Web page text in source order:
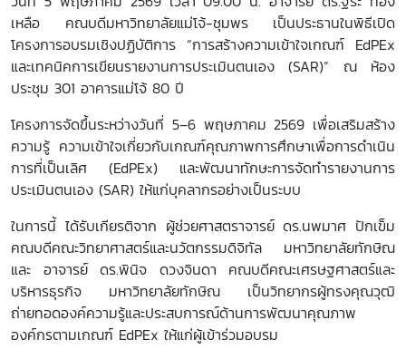
เหลือ คณบดีมหาวิทยาลัยแม่โจ้-ชุมพร เป็นประธานในพิธีเปิด
โครงการอบรมเชิงปฏิบัติการ “การสร้างความเข้าใจเกณฑ์ EdPEx
และเทคนิคการเขียนรายงานการประเมินตนเอง (SAR)” ณ ห้อง
ประชุม 301 อาคารแม่โจ้ 80 ปี
โครงการจัดขึ้นระหว่างวันที่ 5–6 พฤษภาคม2569 เพื่อเสริมสร้าง
ความรู้ ความเข้าใจเกี่ยวกับเกณฑ์คุณภาพการศึกษาเพื่อการดำเนิน
การที่เป็นเลิศ (EdPEx) และพัฒนาทักษะการจัดทำรายงานการ
ประเมินตนเอง (SAR) ให้แก่บุคลากรอย่างเป็นระบบ
ในการนี้ ได้รับเกียรติจาก ผู้ช่วยศาสตราจารย์ ดร.นพมาศ ปักเข็ม
คณบดีคณะวิทยาศาสตร์และนวัตกรรมดิจิทัล มหาวิทยาลัยทักษิณ
และ อาจารย์ ดร.พินิจ ดวงจินดา คณบดีคณะเศรษฐศาสตร์และ
บริหารธุรกิจ มหาวิทยาลัยทักษิณ เป็นวิทยากรผู้ทรงคุณวุฒิ
ถ่ายทอดองค์ความรู้และประสบการณ์ด้านการพัฒนาคุณภาพ
องค์กรตามเกณฑ์ EdPEx ให้แก่ผู้เข้าร่วมอบรม